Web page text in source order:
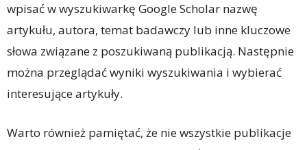
wpisać w wyszukiwarkę Google Scholar nazwę
artykułu, autora, temat badawczy lub inne kluczowe
słowa związane z poszukiwaną publikacją. Następnie
można przeglądać wyniki wyszukiwania i wybierać
interesujące artykuły.
Warto również pamiętać, że nie wszystkie publikacje